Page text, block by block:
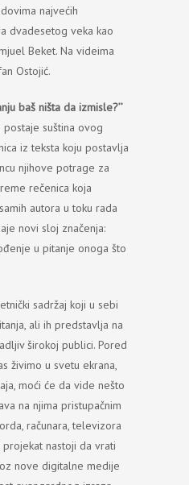
najvećih
dvadesetog veka kao
Beket. Na videima
Ostojić.
baš ništa da izmisle?’’
suština ovog
iz teksta koju postavlja
njihove potrage za
rečenica koja
autora u toku rada
novi sloj značenja:
u pitanje onoga što
sadržaj koji u sebi
, ali ih predstavlja na
širokoj publici. Pored
živimo u svetu ekrana,
, moći će da vide nešto
na njima pristupačnim
, računara,televizora
projekat nastoji da vrati
nove digitalne medije